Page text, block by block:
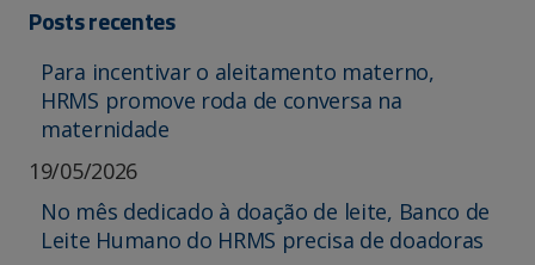
Posts recentes
Para incentivar o aleitamento materno,
HRMS promove roda de conversa na
maternidade
19/05/2026
No mês dedicado à doação de leite, Banco de
Leite Humano do HRMS precisa de doadoras